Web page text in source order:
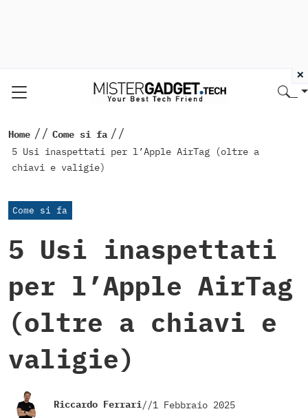
Home // Come si fa //
5 Usi inaspettati per l’Apple AirTag (oltre a
chiavi e valigie)
Come si fa
5 Usi inaspettati
per l’Apple AirTag
(oltre a chiavi e
valigie)
Riccardo Ferrari//1 Febbraio 2025
×